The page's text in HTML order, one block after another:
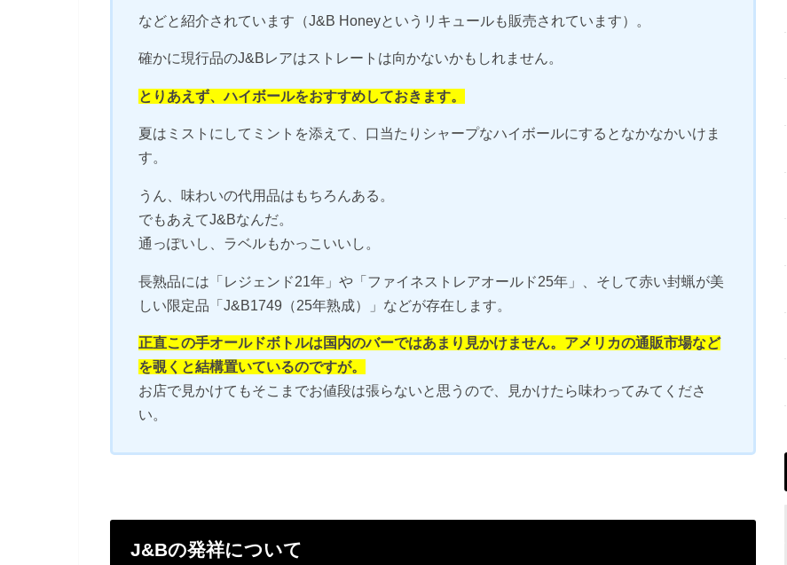
などと紹介されています（J&B Honeyというリキュールも販売されています）。
確かに現行品のJ&Bレアはストレートは向かないかもしれません。
とりあえず、ハイボールをおすすめしておきます。
夏はミストにしてミントを添えて、口当たりシャープなハイボールにするとなかなかいけま
す。
うん、味わいの代用品はもちろんある。
でもあえてJ&Bなんだ。
通っぽいし、ラベルもかっこいいし。
長熟品には「レジェンド21年」や「ファイネストレアオールド25年」、そして赤い封蝋が美
しい限定品「J&B1749（25年熟成）」などが存在します。
正直この手オールドボトルは国内のバーではあまり見かけません。アメリカの通販市場など
を覗くと結構置いているのですが。
お店で見かけてもそこまでお値段は張らないと思うので、見かけたら味わってみてくださ
い。
J&Bの発祥について